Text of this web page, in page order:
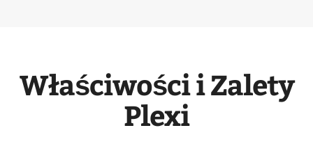
Właściwości i Zalety
Plexi